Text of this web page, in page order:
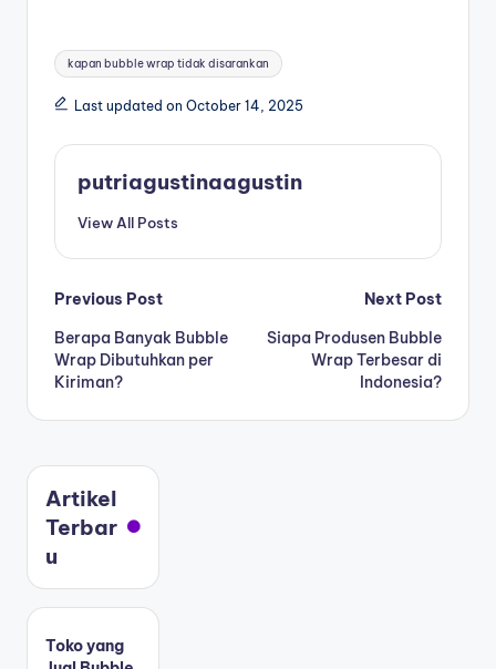
kapan bubble wrap tidak disarankan
Last updated on October 14, 2025
putriagustinaagustin
View All Posts
Previous Post
Berapa Banyak Bubble
Wrap Dibutuhkan per
Kiriman?
Next Post
Siapa Produsen Bubble
Wrap Terbesar di
Indonesia?
Artikel
Terbar
u
Toko yang